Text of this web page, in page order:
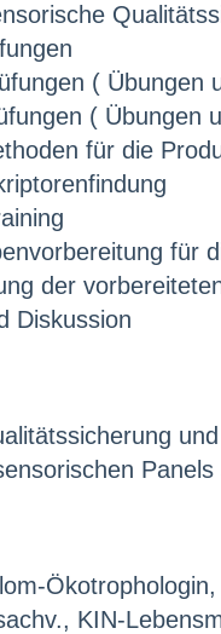
( Übungen
( Übungen
für die
für
der
Diskussion
KIN-